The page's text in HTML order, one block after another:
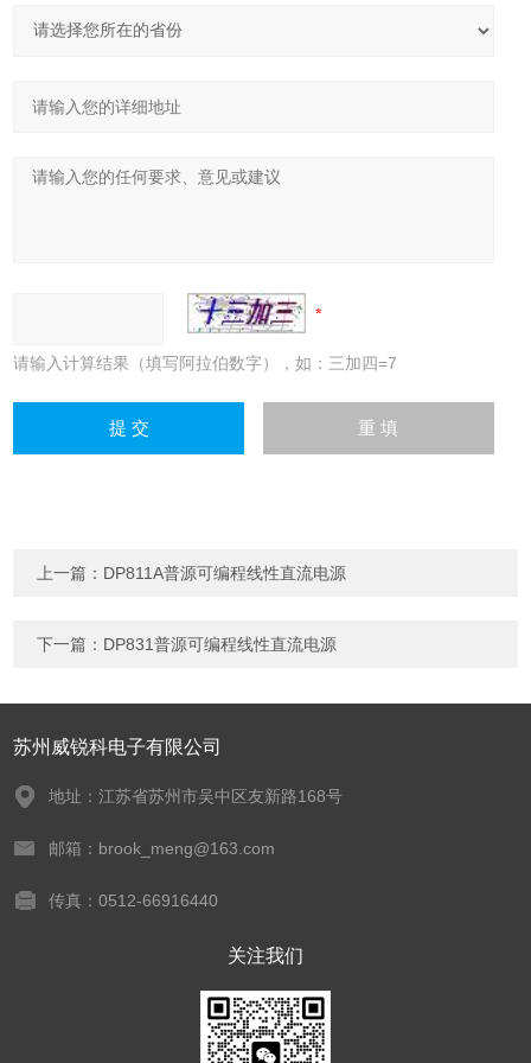
请输入计算结果（填写阿拉伯数字），如：三加四=7
上一篇： DP811A普源可编程线性直流电源
下一篇： DP831普源可编程线性直流电源
苏州威锐科电子有限公司
地址：江苏省苏州市吴中区友新路168号
邮箱：brook_meng@163.com
传真：0512-66916440
关注我们